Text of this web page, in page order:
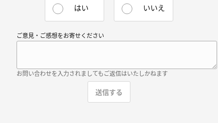
はい いいえ
ご意見・ご感想をお寄せください
お問い合わせを入力されましてもご返信はいたしかねます